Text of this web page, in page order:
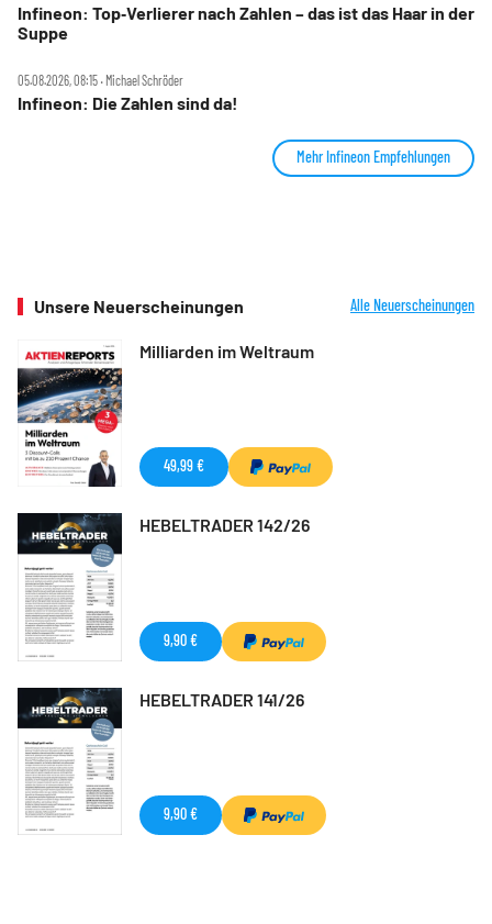
Infineon: Top‑Verlierer nach Zahlen – das ist das Haar in der
Suppe
05.08.2026, 08:15 ‧ Michael Schröder
Infineon: Die Zahlen sind da!
Mehr Infineon Empfehlungen
Unsere Neuerscheinungen Alle Neuerscheinungen
Milliarden im Weltraum
49,99 €
HEBELTRADER 142/26
9,90 €
HEBELTRADER 141/26
9,90 €